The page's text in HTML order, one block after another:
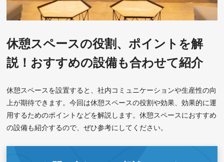
休憩スペースの役割、ポイントを解
説！おすすめの設備も合わせて紹介
休憩スペースを設置すると、社内コミュニケーションや生産性の向
上が期待できます。今回は休憩スペースの役割や効果、効果的に運
用するためのポイントなどを解説します。休憩スペースにおすすめ
の設備も紹介するので、ぜひ参考にしてください。